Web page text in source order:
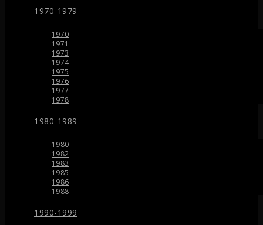
1970-1979
1970
1971
1973
1974
1975
1976
1977
1978
1980-1989
1980
1982
1983
1985
1986
1988
1990-1999